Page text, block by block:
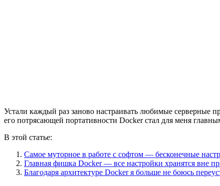
Устали каждый раз заново настраивать любимые серверные
его потрясающей портативности Docker стал для меня
В этой статье:
Самое муторное в работе с софтом — бесконечные
Главная фишка Docker — все настройки хранятся вне
Благодаря архитектуре Docker я больше не боюсь